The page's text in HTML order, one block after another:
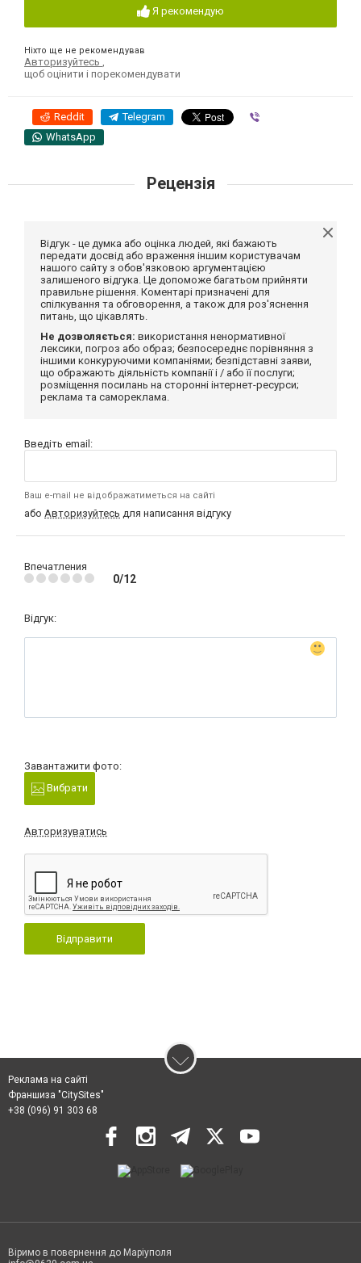
Я рекомендую
Ніхто ще не рекомендував
Авторизуйтесь ,
щоб оцінити і порекомендувати
Reddit Telegram
WhatsApp
Рецензія
Відгук - це думка або оцінка людей, які бажають
передати досвід або враження іншим користувачам
нашого сайту з обов'язковою аргументацією
залишеного відгука. Це допоможе багатьом прийняти
правильне рішення. Коментарі призначені для
спілкування та обговорення, а також для роз'яснення
питань, що цікавлять.
Не дозволяється: використання ненормативної
лексики, погроз або образ; безпосереднє порівняння з
іншими конкуруючими компаніями; безпідставні заяви,
що ображають діяльність компанії і / або її послуги;
розміщення посилань на сторонні інтернет-ресурси;
реклама та самореклама.
Введіть email:
Ваш e-mail не відображатиметься на сайті
або Авторизуйтесь для написання відгуку
Впечатления
0/12
Відгук:
Завантажити фото:
Вибрати
Авторизуватись
Відправити
Реклама на сайті
Франшиза "CitySites"
+38 (096) 91 303 68
Віримо в повернення до Маріуполя